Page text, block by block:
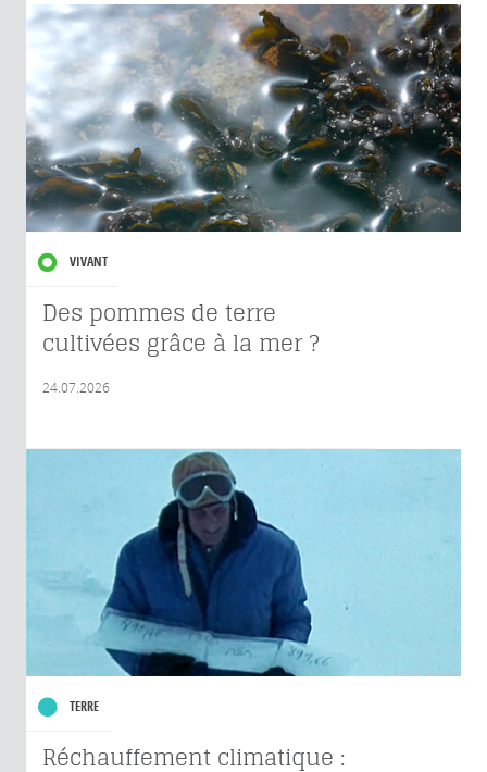
VIVANT
Des pommes de terre
cultivées grâce à la mer ?
24.07.2026
TERRE
Réchauffement climatique :